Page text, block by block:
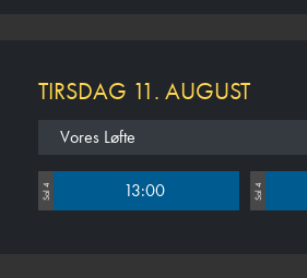
TIRSDAG 11. AUGUST
Vores Løfte
Sal 4 13:00 Sal 4